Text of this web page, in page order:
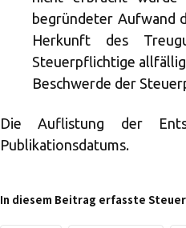
begründeter Aufwand
Herkunft des
Steuerpflichtige
Beschwerde der
Die Auflistung der
Publikationsdatums.
In diesem Beitrag erfasste